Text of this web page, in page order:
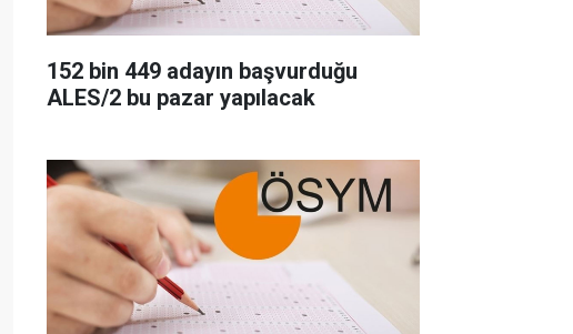
152 bin 449 adayın başvurduğu
ALES/2 bu pazar yapılacak